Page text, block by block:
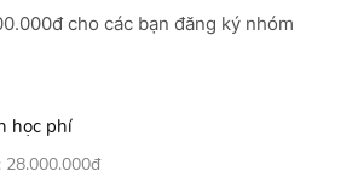
cho các bạn đăng ký nhóm
học phí
28.000.000đ